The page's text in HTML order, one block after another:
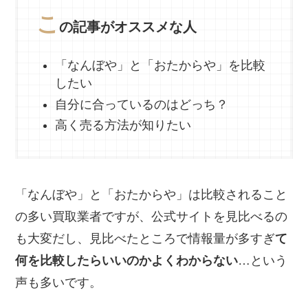
この記事がオススメな人
「なんぼや」と「おたからや」を比較
したい
自分に合っているのはどっち？
高く売る方法が知りたい
「なんぼや」と「おたからや」は比較されること
の多い買取業者ですが、公式サイトを見比べるの
も大変だし、見比べたところで情報量が多すぎて
何を比較したらいいのかよくわからない…という
声も多いです。